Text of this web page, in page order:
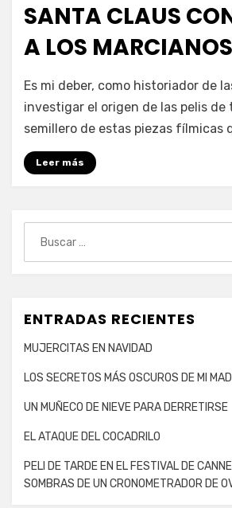
SANTA CLAUS
A LOS MARCIANOS
por PeliDeTarde
Deja un comentario en
CLAUS
CONQUISTA
Es mi deber, como historiador de
investigar el origen de las pelis de
semillero de estas piezas fílmicas
Leer más
ENTRADAS RECIENTES
MUJERCITAS EN NAVIDAD
LOS SECRETOS MÁS OSCUROS DE MI
UN MUÑECO DE NIEVE PARA DERRETIRSE
EL ATAQUE DEL COCADRILO
PELI DE TARDE EN EL FESTIVAL DE
SOMBRAS DE UN CRONOMETRADOR DE